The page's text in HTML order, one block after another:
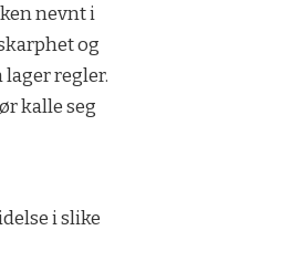
nevnt i
og
regler.
kalle seg
i slike